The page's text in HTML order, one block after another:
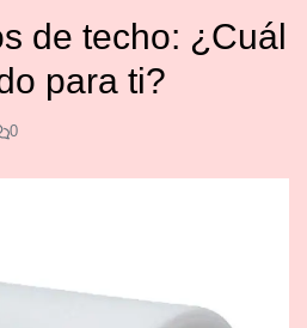
de techo: ¿Cuál
para ti?
0